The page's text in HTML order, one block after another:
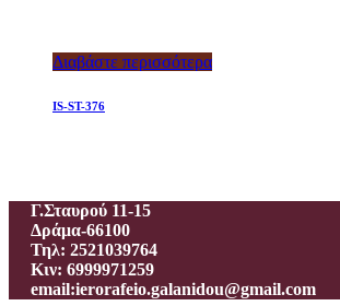
Διαβάστε περισσότερα
IS-ST-376
Γ.Σταυρού 11-15
Δράμα-66100
Τηλ: 2521039764
Κιν: 6999971259
email:ierorafeio.galanidou@gmail.com